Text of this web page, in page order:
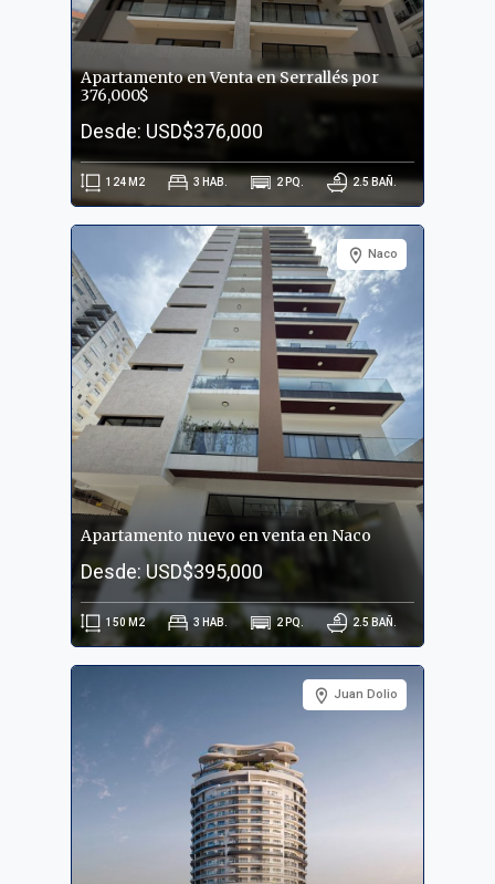
Apartamento en Venta en Serrallés por
376,000$
Desde: USD$376,000
124 M2 3 HAB. 2 PQ. 2.5BAÑ.
Naco
Apartamento nuevo en venta en Naco
Desde: USD$395,000
150M2 3 HAB. 2 PQ. 2.5BAÑ.
Juan Dolio